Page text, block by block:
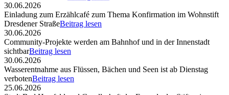
30.06.2026
Einladung zum Erzählcafé zum Thema Konfirmation im Wohnstift
Dresdener StraßeBeitrag lesen
30.06.2026
Community-Projekte werden am Bahnhof und in der Innenstadt
sichtbarBeitrag lesen
30.06.2026
Wasserentnahme aus Flüssen, Bächen und Seen ist ab Dienstag
verbotenBeitrag lesen
25.06.2026